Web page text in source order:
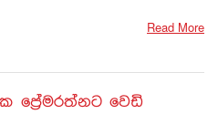
Read More
ප්‍රේමරත්නට වෙඩි